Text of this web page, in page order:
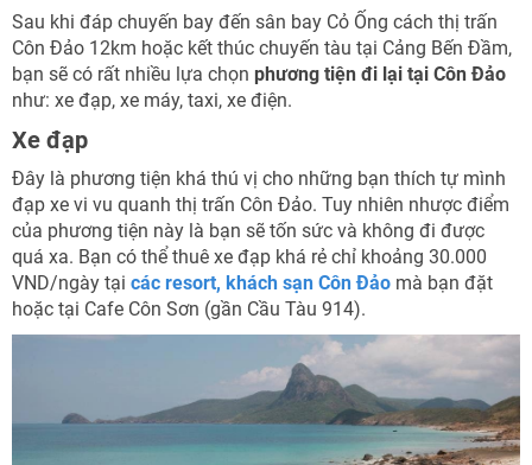
Sau khi đáp chuyến bay đến sân bay Cỏ Ống cách thị trấn
Côn Đảo 12km hoặc kết thúc chuyến tàu tại Cảng Bến Đầm,
bạn sẽ có rất nhiều lựa chọn phương tiện đi lại tại Côn Đảo
như: xe đạp, xe máy, taxi, xe điện.
Xe đạp
Đây là phương tiện khá thú vị cho những bạn thích tự mình
đạp xe vi vu quanh thị trấn Côn Đảo. Tuy nhiên nhược điểm
của phương tiện này là bạn sẽ tốn sức và không đi được
quá xa. Bạn có thể thuê xe đạp khá rẻ chỉ khoảng 30.000
VND/ngày tại các resort, khách sạn Côn Đảo mà bạn đặt
hoặc tại Cafe Côn Sơn (gần Cầu Tàu 914).